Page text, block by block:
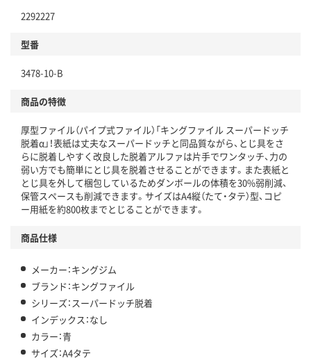
仕組
この商品の環境配慮ポイントです。下記商品詳細「
アスクル商品環境スコア詳細／加点項目
」で確認できます。
2292227
型番
3478-10-B
商品の特徴
厚型ファイル（パイプ式ファイル）「キングファイル スーパードッチ
脱着α」！表紙は丈夫なスーパードッチと同品質ながら、とじ具をさ
らに脱着しやすく改良した脱着アルファは片手でワンタッチ、力の
弱い方でも簡単にとじ具を脱着させることができます。また表紙と
とじ具を外して梱包しているためダンボールの体積を30%弱削減、
保管スペースも削減できます。サイズはA4縦（たて・タテ）型、コピ
ー用紙を約800枚までとじることができます。
商品仕様
メーカー：キングジム
ブランド：キングファイル
シリーズ：スーパードッチ脱着
インデックス：なし
カラー：青
サイズ：A4タテ